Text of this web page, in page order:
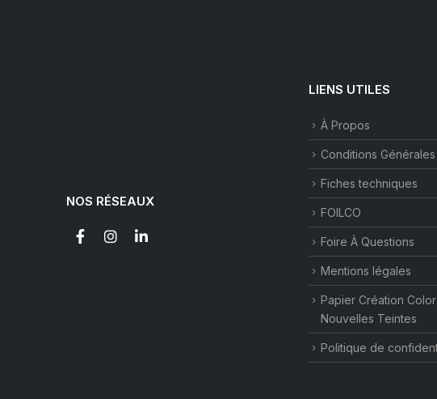
NOS RÉSEAUX
LIENS UTILES
À Propos
Conditions
Fiches techniques
FOILCO
Foire À Questions
Mentions légales
Papier Création
Nouvelles Teintes
Politique de